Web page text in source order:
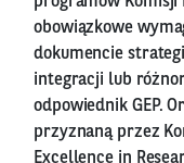
obowiązkowe
dokumencie
integracji lub
odpowiednik GEP.
przyznaną przez
Excellence in